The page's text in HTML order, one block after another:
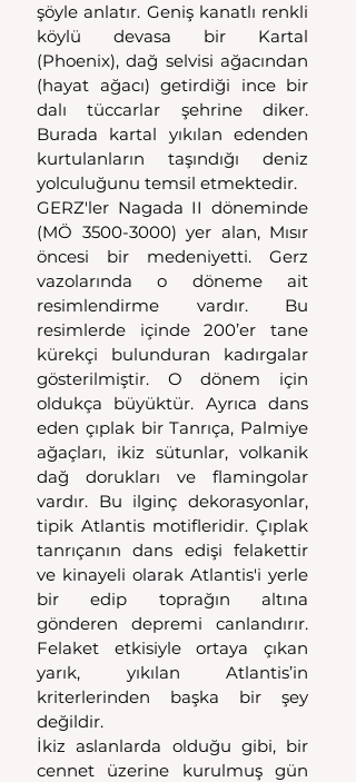
şöyle anlatır. Geniş kanatlı renkli
köylü devasa bir Kartal
(Phoenix), dağ selvisi ağacından
(hayat ağacı) getirdiği ince bir
dalı tüccarlar şehrine diker.
Burada kartal yıkılan edenden
kurtulanların taşındığı deniz
yolculuğunu temsil etmektedir.
GERZ'ler Nagada II döneminde
(MÖ 3500-3000) yer alan, Mısır
öncesi bir medeniyetti. Gerz
vazolarında o döneme ait
resimlendirme vardır. Bu
resimlerde içinde 200’er tane
kürekçi bulunduran kadırgalar
gösterilmiştir. O dönem için
oldukça büyüktür. Ayrıca dans
eden çıplak bir Tanrıça, Palmiye
ağaçları, ikiz sütunlar, volkanik
dağ dorukları ve flamingolar
vardır. Bu ilginç dekorasyonlar,
tipik Atlantis motifleridir. Çıplak
tanrıçanın dans edişi felakettir
ve kinayeli olarak Atlantis'i yerle
bir edip toprağın altına
gönderen depremi canlandırır.
Felaket etkisiyle ortaya çıkan
yarık, yıkılan Atlantis’in
kriterlerinden başka bir şey
değildir.
İkiz aslanlarda olduğu gibi, bir
cennet üzerine kurulmuş gün